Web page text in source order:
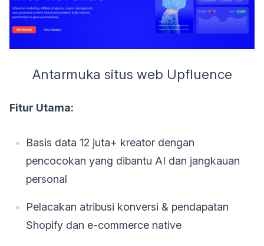
Antarmuka situs web Upfluence
Fitur Utama:
Basis data 12 juta+ kreator dengan
pencocokan yang dibantu AI dan jangkauan
personal
Pelacakan atribusi konversi & pendapatan
Shopify dan e-commerce native